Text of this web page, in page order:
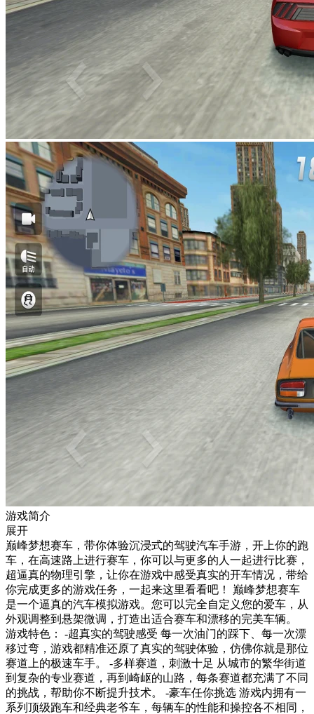
游戏简介
展开
巅峰梦想赛车，带你体验沉浸式的驾驶汽车手游，开上你的跑
车，在高速路上进行赛车，你可以与更多的人一起进行比赛，
超逼真的物理引擎，让你在游戏中感受真实的开车情况，带给
你完成更多的游戏任务，一起来这里看看吧！ 巅峰梦想赛车
是一个逼真的汽车模拟游戏。您可以完全自定义您的爱车，从
外观调整到悬架微调，打造出适合赛车和漂移的完美车辆。
游戏特色： -超真实的驾驶感受 每一次油门的踩下、每一次漂
移过弯，游戏都精准还原了真实的驾驶体验，仿佛你就是那位
赛道上的极速车手。 -多样赛道，刺激十足 从城市的繁华街道
到复杂的专业赛道，再到崎岖的山路，每条赛道都充满了不同
的挑战，帮助你不断提升技术。 -豪车任你挑选 游戏内拥有一
系列顶级跑车和经典老爷车，每辆车的性能和操控各不相同，